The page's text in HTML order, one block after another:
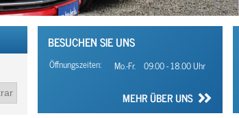
BESUCHEN SIE UNS
Öffnungszeiten: Mo.-Fr. 09.00 - 18.00 Uhr
MEHR ÜBER UNS